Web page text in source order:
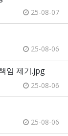
25-08-07
25-08-06
임 제기.jpg
25-08-06
25-08-06